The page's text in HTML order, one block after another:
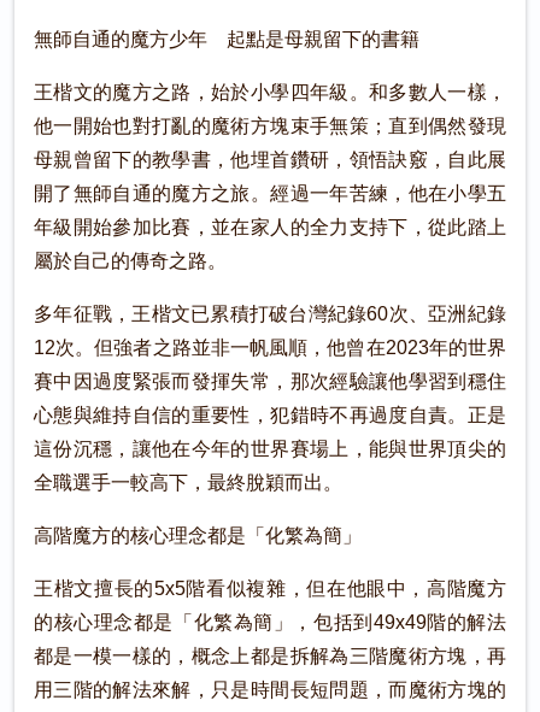
無師自通的魔方少年 起點是母親留下的書籍
王楷文的魔方之路，始於小學四年級。和多數人一樣，
他一開始也對打亂的魔術方塊束手無策；直到偶然發現
母親曾留下的教學書，他埋首鑽研，領悟訣竅，自此展
開了無師自通的魔方之旅。經過一年苦練，他在小學五
年級開始參加比賽，並在家人的全力支持下，從此踏上
屬於自己的傳奇之路。
多年征戰，王楷文已累積打破台灣紀錄60次、亞洲紀錄
12次。但強者之路並非一帆風順，他曾在2023年的世界
賽中因過度緊張而發揮失常，那次經驗讓他學習到穩住
心態與維持自信的重要性，犯錯時不再過度自責。正是
這份沉穩，讓他在今年的世界賽場上，能與世界頂尖的
全職選手一較高下，最終脫穎而出。
高階魔方的核心理念都是「化繁為簡」
王楷文擅長的5x5階看似複雜，但在他眼中，高階魔方
的核心理念都是「化繁為簡」，包括到49x49階的解法
都是一模一樣的，概念上都是拆解為三階魔術方塊，再
用三階的解法來解，只是時間長短問題，而魔術方塊的